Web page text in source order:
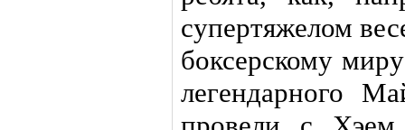
супертяжелом
боксерскому
легендарного